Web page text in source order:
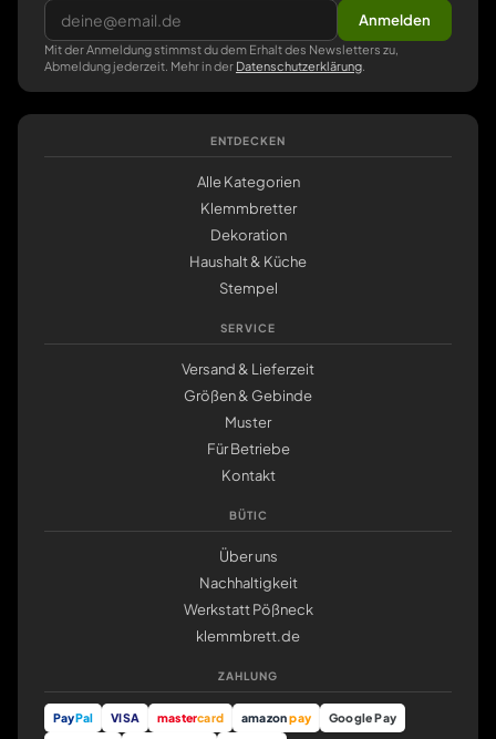
Anmelden
Mit der Anmeldung stimmst du dem Erhalt des Newsletters zu,
Abmeldung jederzeit. Mehr in der Datenschutzerklärung
ENTDECKEN
Alle Kategorien
Klemmbretter
Dekoration
Haushalt & Küche
Stempel
SERVICE
Versand & Lieferzeit
Größen & Gebinde
Muster
Für Betriebe
Kontakt
BÜTIC
Über uns
Nachhaltigkeit
Werkstatt Pößneck
klemmbrett.de
ZAHLUNG
PayPal VISA mastercard amazonpay Google Pay